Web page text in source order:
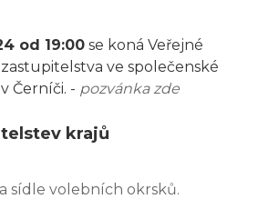
od 19:00 se koná Veřejné
ve společenské
Černíči. - pozvánka zde
krajů
sídle volebních okrsků.